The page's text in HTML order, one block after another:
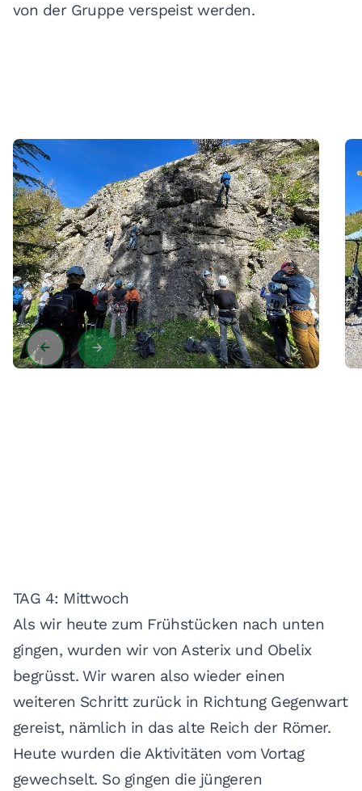
von der Gruppe verspeist werden.
TAG 4: Mittwoch
Als wir heute zum Frühstücken nach unten
gingen, wurden wir von Asterix und Obelix
begrüsst. Wir waren also wieder einen
weiteren Schritt zurück in Richtung Gegenwart
gereist, nämlich in das alte Reich der Römer.
Heute wurden die Aktivitäten vom Vortag
gewechselt. So gingen die jüngeren